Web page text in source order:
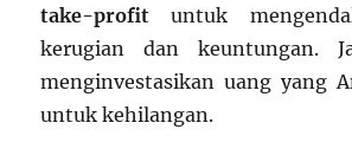
take-profit untuk
kerugian dan keuntungan.
menginvestasikan uang yang
untuk kehilangan.